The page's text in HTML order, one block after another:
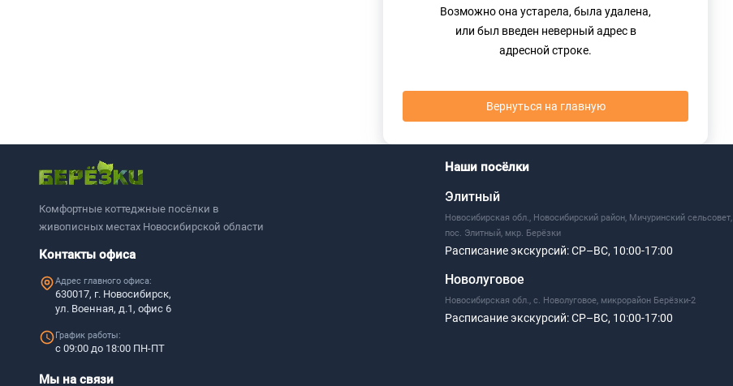
Возможно она устарела, была удалена,
или был введен неверный адрес в
адресной строке.
Вернуться на главную
Комфортные коттеджные посёлки в
живописных местах Новосибирской области
Контакты офиса
Адрес главного офиса:
630017, г. Новосибирск,
ул. Военная, д.1, офис 6
График работы:
с 09:00 до 18:00 ПН-ПТ
Наши посёлки
Элитный
Новосибирская обл., Новосибирский район, Мичуринский сельсовет,
пос. Элитный, мкр. Берёзки
Расписание экскурсий:СР–ВС, 10:00-17:00
Новолуговое
Новосибирская обл., с. Новолуговое, микрорайон Берёзки-2
Расписание экскурсий:СР–ВС, 10:00-17:00
Мы на связи